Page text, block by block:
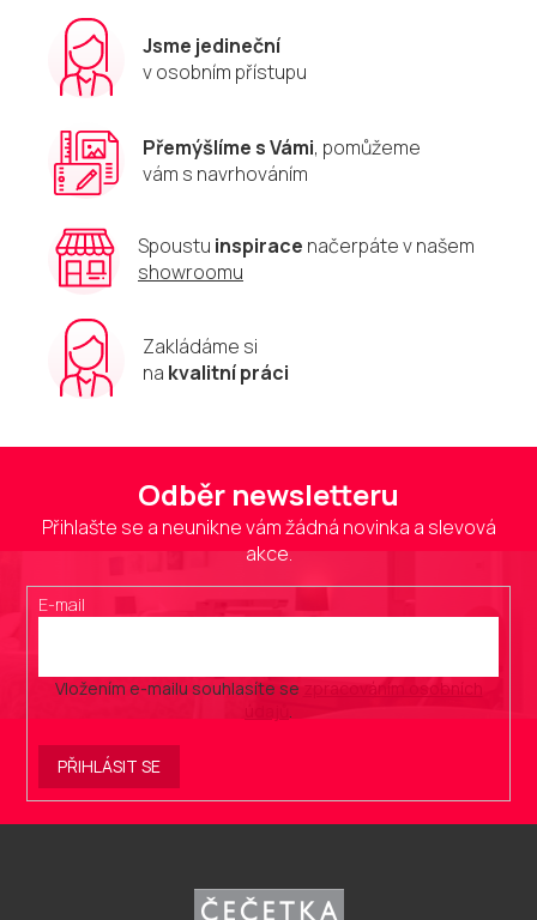
r
v
k
ý
p
u
Jsme jedineční
v osobním přístupu
Přemýšlíme s Vámi, pomůžeme
vám s navrhováním
Spoustu inspirace načerpáte v našem
showroomu
Zakládáme si
na kvalitní práci
Odběr newsletteru
Přihlašte se a neunikne vám žádná novinka a slevová
akce.
E-mail
Vložením e-mailu souhlasíte se zpracováním osobních
.
PŘIHLÁSIT SE